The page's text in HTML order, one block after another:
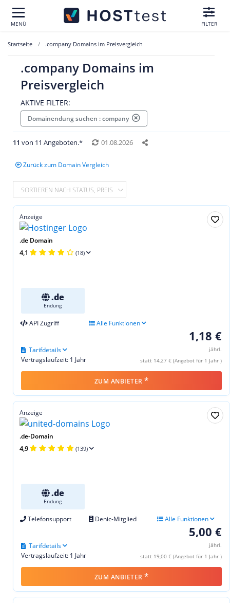
MENÜ FILTER
Startseite .company Domains im Preisvergleich
.company Domains im
Preisvergleich
AKTIVE FILTER:
Domainendung suchen : company
11 von 11 Angeboten.* 01.08.2026
Zurück zum Domain Vergleich
SORTIEREN NACH STATUS, PREIS
Anzeige
.de Domain
4,1 (18)
.de
Endung
API Zugriff Alle Funktionen
1,18 €
jährl.
statt 14,27 € (Angebot für 1 Jahr )
Vertragslaufzeit: 1 Jahr
Tarifdetails
ZUM ANBIETER *
Anzeige
.de-Domain
4,9 (139)
.de
Endung
Telefonsupport Denic-Mitglied Alle Funktionen
5,00 €
jährl.
statt 19,00 € (Angebot für 1 Jahr )
Vertragslaufzeit: 1 Jahr
Tarifdetails
ZUM ANBIETER *